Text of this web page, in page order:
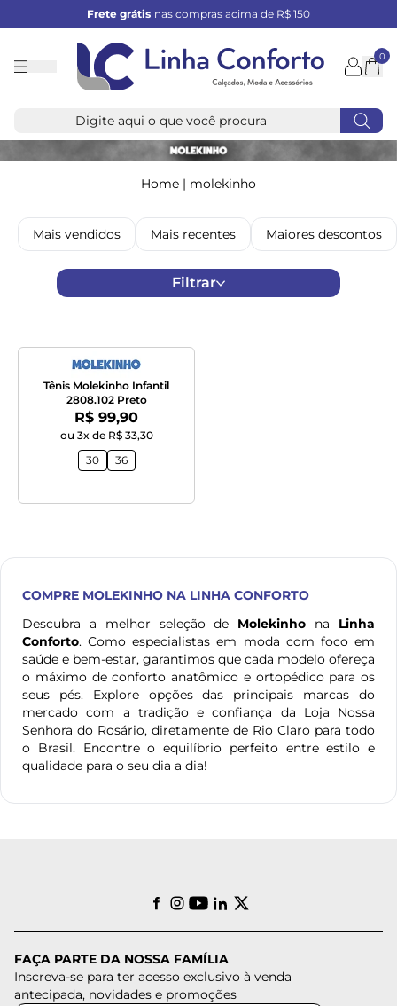
Frete grátis nas compras acima de R$ 150
Linha
0
Home | molekinho
Mais vendidos Mais recentes Maiores descontos
Filtrar
Tênis Molekinho Infantil
2808.102 Preto
Por:
R$ 99,90
ou 3x de R$ 33,30
30
36
COMPRE MOLEKINHO NA LINHA CONFORTO
Descubra a melhor seleção de Molekinho na Linha
Conforto. Como especialistas em moda com foco em
saúde e bem-estar, garantimos que cada modelo ofereça
o máximo de conforto anatômico e ortopédico para os
seus pés. Explore opções das principais marcas do
mercado com a tradição e confiança da Loja Nossa
Senhora do Rosário, diretamente de Rio Claro para todo
o Brasil. Encontre o equilíbrio perfeito entre estilo e
qualidade para o seu dia a dia!
FAÇA PARTE DA NOSSA FAMÍLIA
Inscreva-se para ter acesso exclusivo à venda
antecipada, novidades e promoções